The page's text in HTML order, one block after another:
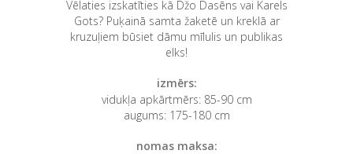
Vēlaties izskatīties kā Džo Dasēns vai Karels
Gots? Puķainā samta žaketē un kreklā ar
kruzuļiem būsiet dāmu mīlulis un publikas
elks!
izmērs:
vidukļa apkārtmērs: 85-90 cm
augums: 175-180 cm
nomas maksa: